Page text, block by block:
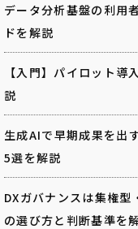
データ分析基盤の利用
ドを解説
【入門】パイロット
説
生成AIで早期成果を出
5選を解説
DXガバナンスは集権
の選び方と判断基準を